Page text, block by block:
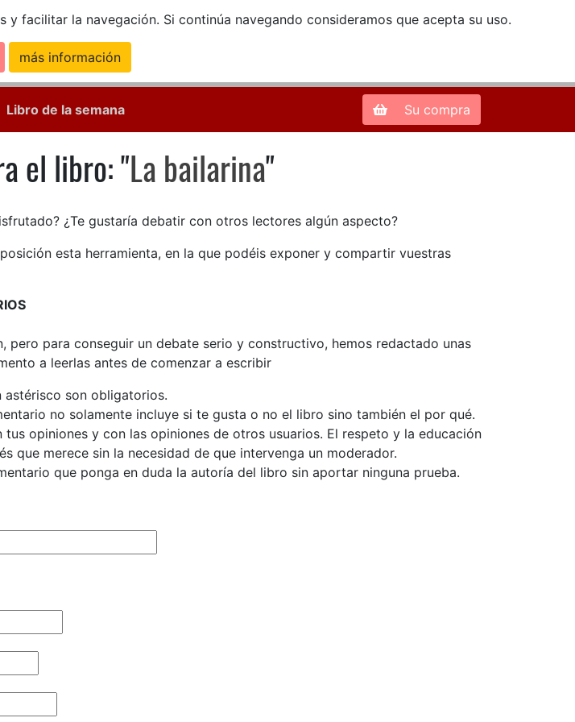
facilitar la navegación. Si continúa navegando consideramos que acepta su uso.
más información
Zona de Clientes
Libro de la semana Su compra
el libro: La bailarina
el libro: "La bailarina"
¿Te gustaría debatir con otros lectores algún aspecto?
esta herramienta, en la que podéis exponer y compartir vuestras
pero para conseguir un debate serio y constructivo, hemos redactado unas
a leerlas antes de comenzar a escribir
astérisco son obligatorios.
no solamente incluye si te gusta o no el libro sino también el por qué.
tus opiniones y con las opiniones de otros usuarios. El respeto y la educación
que merece sin la necesidad de que intervenga un moderador.
que ponga en duda la autoría del libro sin aportar ninguna prueba.